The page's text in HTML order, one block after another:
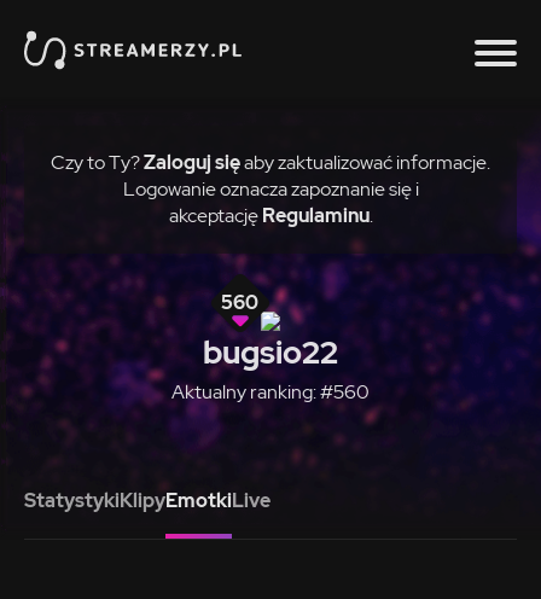
Czy to Ty?Zaloguj sięaby zaktualizować informacje.
Logowanie oznacza zapoznanie się i
akceptację Regulaminu.
560
bugsio22
Aktualny ranking: #560
StatystykiKlipyEmotkiLive